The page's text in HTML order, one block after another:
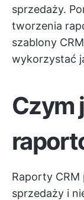
sprzedaży.
tworzenia
szablony
wykorzystać
Czym
Raporty
sprzedaży i